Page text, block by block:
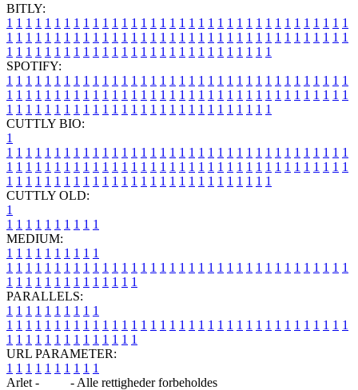
BITLY:
1 1 1 1 1 1 1 1 1 1 1 1 1 1 1 1 1 1 1 1 1 1 1 1 1 1 1 1 1 1 1 1 1 1 1 1
1 1 1 1 1 1 1 1 1 1 1 1 1 1 1 1 1 1 1 1 1 1 1 1 1 1 1 1 1 1 1 1 1 1 1 1
1 1 1 1 1 1 1 1 1 1 1 1 1 1 1 1 1 1 1 1 1 1 1 1 1 1 1 1
SPOTIFY:
1 1 1 1 1 1 1 1 1 1 1 1 1 1 1 1 1 1 1 1 1 1 1 1 1 1 1 1 1 1 1 1 1 1 1 1
1 1 1 1 1 1 1 1 1 1 1 1 1 1 1 1 1 1 1 1 1 1 1 1 1 1 1 1 1 1 1 1 1 1 1 1
1 1 1 1 1 1 1 1 1 1 1 1 1 1 1 1 1 1 1 1 1 1 1 1 1 1 1 1
CUTTLY BIO:
1
1 1 1 1 1 1 1 1 1 1 1 1 1 1 1 1 1 1 1 1 1 1 1 1 1 1 1 1 1 1 1 1 1 1 1 1
1 1 1 1 1 1 1 1 1 1 1 1 1 1 1 1 1 1 1 1 1 1 1 1 1 1 1 1 1 1 1 1 1 1 1 1
1 1 1 1 1 1 1 1 1 1 1 1 1 1 1 1 1 1 1 1 1 1 1 1 1 1 1 1
CUTTLY OLD:
1
1 1 1 1 1 1 1 1 1 1
MEDIUM:
1 1 1 1 1 1 1 1 1 1
1 1 1 1 1 1 1 1 1 1 1 1 1 1 1 1 1 1 1 1 1 1 1 1 1 1 1 1 1 1 1 1 1 1 1 1
1 1 1 1 1 1 1 1 1 1 1 1 1 1
PARALLELS:
1 1 1 1 1 1 1 1 1 1
1 1 1 1 1 1 1 1 1 1 1 1 1 1 1 1 1 1 1 1 1 1 1 1 1 1 1 1 1 1 1 1 1 1 1 1
1 1 1 1 1 1 1 1 1 1 1 1 1 1
URL PARAMETER:
1 1 1 1 1 1 1 1 1 1
Arlet -
- Alle rettigheder forbeholdes